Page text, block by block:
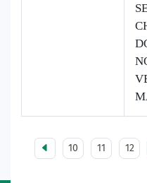
10 11 12